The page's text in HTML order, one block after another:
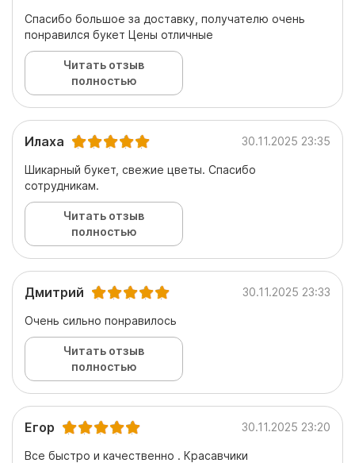
Спасибо большое за доставку, получателю очень
понравился букет Цены отличные
Читать отзыв
полностью
Илаха 30.11.2025 23:35
Шикарный букет, свежие цветы. Спасибо
сотрудникам.
Читать отзыв
полностью
Дмитрий 30.11.2025 23:33
Очень сильно понравилось
Читать отзыв
полностью
Егор 30.11.2025 23:20
Все быстро и качественно . Красавчики